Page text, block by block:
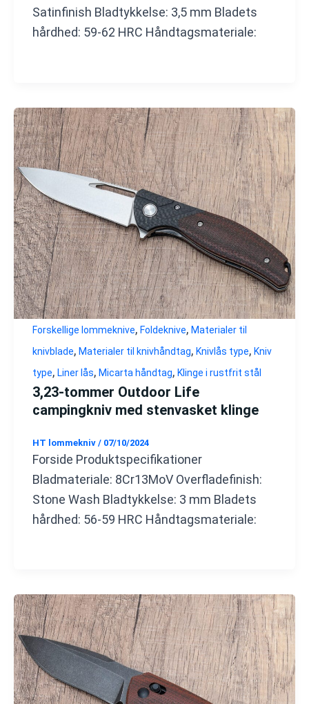
Satinfinish Bladtykkelse: 3,5 mm Bladets
hårdhed: 59-62 HRC Håndtagsmateriale:
Forskellige lommeknive, Foldeknive, Materialer til
knivblade, Materialer til knivhåndtag, Knivlås type, Kniv
type, Liner lås, Micarta håndtag, Klinge i rustfrit stål
3,23-tommer Outdoor Life
campingkniv med stenvasket klinge
HT lommekniv / 07/10/2024
Forside Produktspecifikationer
Bladmateriale: 8Cr13MoV Overfladefinish:
Stone Wash Bladtykkelse: 3 mm Bladets
hårdhed: 56-59 HRC Håndtagsmateriale: